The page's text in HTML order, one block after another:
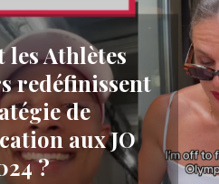
les Athlètes
redéfinissent
de
aux JO
?